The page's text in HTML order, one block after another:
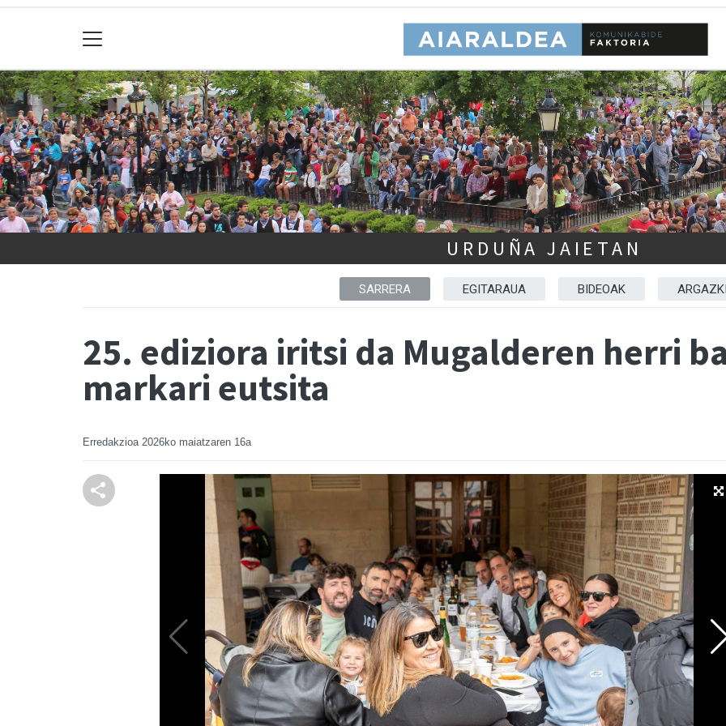
URDUÑA JAIETAN
SARRERA EGITARAUA BIDEOAK
25. ediziora iritsi da Mugalderen herri
markari eutsita
Erredakzioa 2026ko maiatzaren 16a